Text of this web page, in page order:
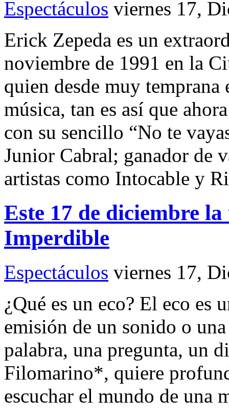
Espectáculos viernes 17,
Erick Zepeda es un
noviembre de 1991 en la
quien desde muy
música, tan es así que
con su sencillo “No te
Junior Cabral; ganador de
artistas como Intocable y
Este 17 de diciembre
Imperdible
Espectáculos viernes 17,
¿Qué es un eco? El eco es
emisión de un sonido o
palabra, una pregunta, un
Filomarino*, quiere
escuchar el mundo de una